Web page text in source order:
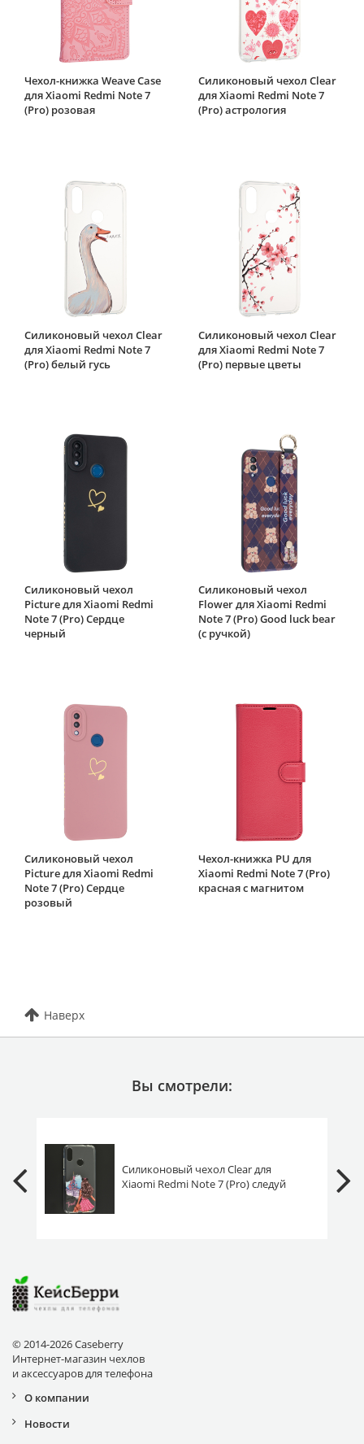
Чехол-книжка Weave Case
для Xiaomi Redmi Note 7
(Pro) розовая
Силиконовый чехол Clear
для Xiaomi Redmi Note 7
(Pro) астрология
Силиконовый чехол Clear
для Xiaomi Redmi Note 7
(Pro) белый гусь
Силиконовый чехол Clear
для Xiaomi Redmi Note 7
(Pro) первые цветы
Силиконовый чехол
Picture для Xiaomi Redmi
Note 7 (Pro) Сердце
черный
Силиконовый чехол
Flower для Xiaomi Redmi
Note 7 (Pro) Good luck bear
(с ручкой)
Силиконовый чехол
Picture для Xiaomi Redmi
Note 7 (Pro) Сердце
розовый
Чехол-книжка PU для
Xiaomi Redmi Note 7 (Pro)
красная с магнитом
Наверх
Вы смотрели:
Силиконовый чехол Clear для
Xiaomi Redmi Note 7 (Pro) следуй
© 2014-2026 Caseberry
Интернет-магазин чехлов
и аксессуаров для телефона
О компании
Новости